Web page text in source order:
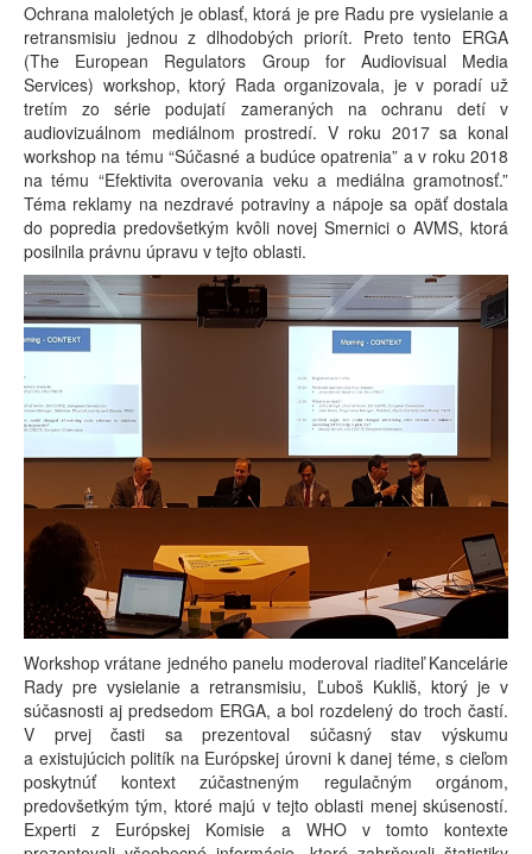
Ochrana maloletých je oblasť, ktorá je pre Radu pre vysielanie a
retransmisiu jednou z dlhodobých priorít. Preto tento ERGA
(The European Regulators Group for Audiovisual Media
Services) workshop, ktorý Rada organizovala, je v poradí už
tretím zo série podujatí zameraných na ochranu detí v
audiovizuálnom mediálnom prostredí. V roku 2017 sa konal
workshop na tému “Súčasné a budúce opatrenia” a v roku 2018
na tému “Efektivita overovania veku a mediálna gramotnosť.”
Téma reklamy na nezdravé potraviny a nápoje sa opäť dostala
do popredia predovšetkým kvôli novej Smernici o AVMS, ktorá
posilnila právnu úpravu v tejto oblasti.
Workshop vrátane jedného panelu moderoval riaditeľ Kancelárie
Rady pre vysielanie a retransmisiu, Ľuboš Kukliš, ktorý je v
súčasnosti aj predsedom ERGA, a bol rozdelený do troch častí.
V prvej časti sa prezentoval súčasný stav výskumu
a existujúcich politík na Európskej úrovni k danej téme, s cieľom
poskytnúť kontext zúčastneným regulačným orgánom,
predovšetkým tým, ktoré majú v tejto oblasti menej skúseností.
Experti z Európskej Komisie a WHO v tomto kontexte